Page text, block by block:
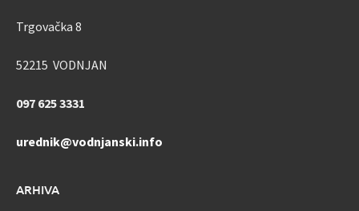
Trgovačka 8
52215 VODNJAN
097 625 3331
urednik@vodnjanski.info
ARHIVA